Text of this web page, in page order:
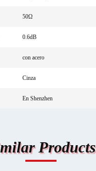
50Ω
0.6dB
con acero
Cinza
En Shenzhen
Products